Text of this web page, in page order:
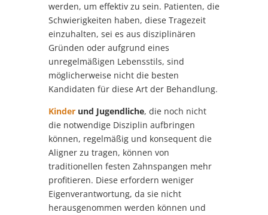
werden, um effektiv zu sein. Patienten, die
Schwierigkeiten haben, diese Tragezeit
einzuhalten, sei es aus disziplinären
Gründen oder aufgrund eines
unregelmäßigen Lebensstils, sind
möglicherweise nicht die besten
Kandidaten für diese Art der Behandlung.
Kinderund Jugendliche, die noch nicht
die notwendige Disziplin aufbringen
können, regelmäßig und konsequent die
Aligner zu tragen, können von
traditionellen festen Zahnspangen mehr
profitieren. Diese erfordern weniger
Eigenverantwortung, da sie nicht
herausgenommen werden können und